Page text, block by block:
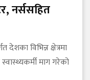
नर्ससहित
विभिन्न क्षेत्रमा
माग गरेको